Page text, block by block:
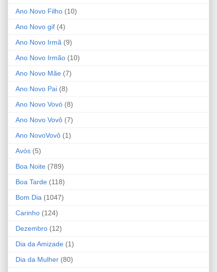
Ano Novo Filho (10)
Ano Novo gif (4)
Ano Novo Irmã (9)
Ano Novo Irmão (10)
Ano Novo Mãe (7)
Ano Novo Pai (8)
Ano Novo Vovó (8)
Ano Novo Vovô (7)
Ano NovoVovô (1)
Avós (5)
Boa Noite (789)
Boa Tarde (118)
Bom Dia (1047)
Carinho (124)
Dezembro (12)
Dia da Amizade (1)
Dia da Mulher (80)